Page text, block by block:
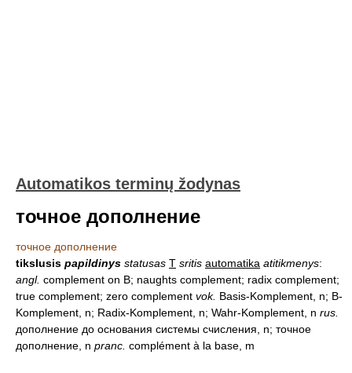
Automatikos terminų žodynas
точное дополнение
точное дополнение
tikslusis papildinys statusas T sritis automatika atitikmenys:
angl. complement on B; naughts complement; radix complement;
true complement; zero complement vok. Basis-Komplement, n; B-
Komplement, n; Radix-Komplement, n; Wahr-Komplement, n rus.
дополнение до основания системы счисления, n; точное
дополнение, n pranc. complément à la base, m